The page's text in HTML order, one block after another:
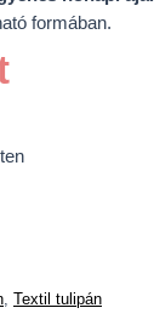
formában.
Textil tulipán